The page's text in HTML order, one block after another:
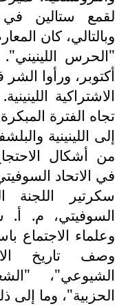
لقمع ستالين في
وبالتالي، كان
"الحرس
أكتوبر، ورأوا
الاشتراكية
تجاه الفترة
إلى اللينينية
من أشكال
في الاتحاد
سكرتير اللجنة
السوفيتي، م.
وعلماء الاجتماع
وصف تاريخ
الشيوعي"،
الحزبية"، وما إلى